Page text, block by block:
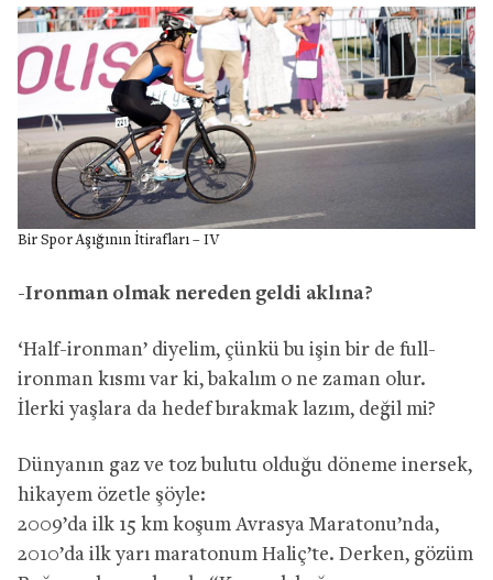
Bir Spor Aşığının İtirafları – IV
-Ironman olmak nereden geldi aklına?
‘Half-ironman’ diyelim, çünkü bu işin bir de full-
ironman kısmı var ki, bakalım o ne zaman olur.
İlerki yaşlara da hedef bırakmak lazım, değil mi?
Dünyanın gaz ve toz bulutu olduğu döneme inersek,
hikayem özetle şöyle:
2009’da ilk 15 km koşum Avrasya Maratonu’nda,
2010’da ilk yarı maratonum Haliç’te. Derken, gözüm